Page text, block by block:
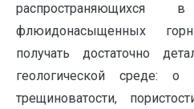
распространяющихся
флюидонасыщенных
получать достаточно
геологической среде: о
трещиноватости,